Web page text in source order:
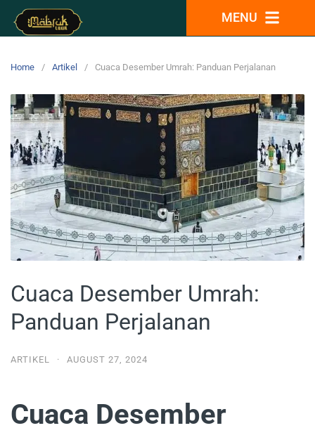
MENU
Home Artikel Cuaca Desember Umrah: Panduan Perjalanan
Cuaca Desember Umrah:
Panduan Perjalanan
ARTIKEL · AUGUST 27, 2024
Cuaca Desember